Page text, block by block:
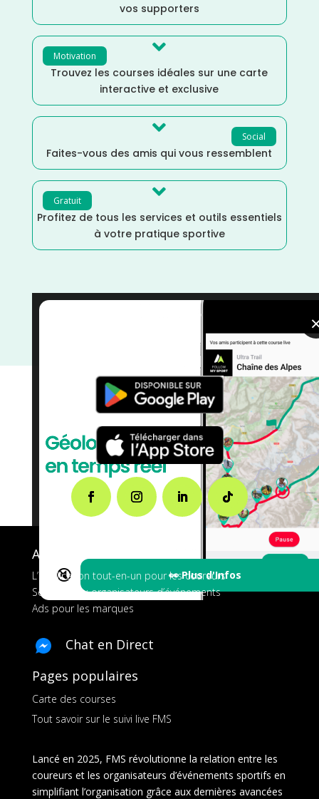
vos supporters
Motivation 
Trouvez les courses idéales sur une carte
interactive et exclusive
Social

Faites-vous des amis qui vous ressemblent
Gratuit 
Profitez de tous les services et outils essentiels
à votre pratique sportive
🔇 👀 Plus d'Infos
Distance Faible/
A propos de FMS
L’application tout-en-un pour les coureurs
Services aux organisateurs d’événements
Ads pour les marques
Chat en Direct
Pages populaires
Carte des courses
Tout savoir sur le suivi live FMS
Lancé en 2025, FMS révolutionne la relation entre les
coureurs et les organisateurs d’événements sportifs en
simplifiant l’organisation grâce aux dernières avancées